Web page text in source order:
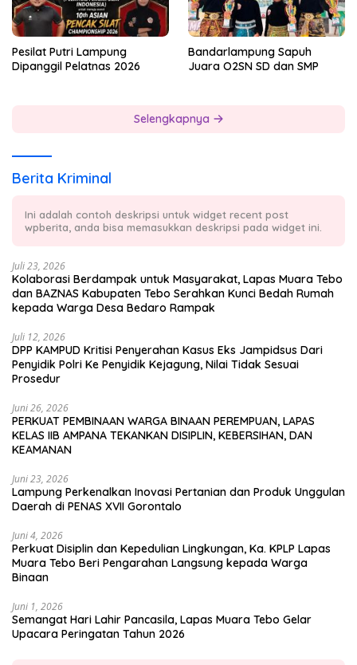
Pesilat Putri Lampung
Dipanggil Pelatnas 2026
Bandarlampung Sapuh
Juara O2SN SD dan SMP
Selengkapnya
Berita Kriminal
Ini adalah contoh deskripsi untuk widget recent post
wpberita, anda bisa memasukkan deskripsi pada widget ini.
Juli 23, 2026
Kolaborasi Berdampak untuk Masyarakat, Lapas Muara Tebo
dan BAZNAS Kabupaten Tebo Serahkan Kunci Bedah Rumah
kepada Warga Desa Bedaro Rampak
Juli 12, 2026
DPP KAMPUD Kritisi Penyerahan Kasus Eks Jampidsus Dari
Penyidik Polri Ke Penyidik Kejagung, Nilai Tidak Sesuai
Prosedur
Juni 26, 2026
PERKUAT PEMBINAAN WARGA BINAAN PEREMPUAN, LAPAS
KELAS IIB AMPANA TEKANKAN DISIPLIN, KEBERSIHAN, DAN
KEAMANAN
Juni 23, 2026
Lampung Perkenalkan Inovasi Pertanian dan Produk Unggulan
Daerah di PENAS XVII Gorontalo
Juni 4, 2026
Perkuat Disiplin dan Kepedulian Lingkungan, Ka. KPLP Lapas
Muara Tebo Beri Pengarahan Langsung kepada Warga
Binaan
Juni 1, 2026
Semangat Hari Lahir Pancasila, Lapas Muara Tebo Gelar
Upacara Peringatan Tahun 2026